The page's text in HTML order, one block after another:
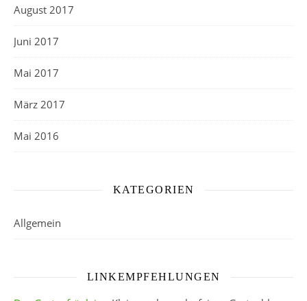
August 2017
Juni 2017
Mai 2017
März 2017
Mai 2016
KATEGORIEN
Allgemein
LINKEMPFEHLUNGEN